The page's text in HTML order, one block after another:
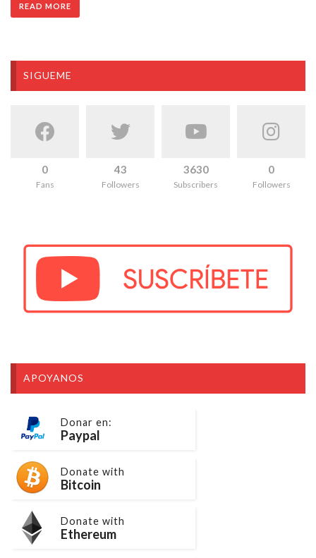
READ MORE
SIGUEME
0
Fans
43
Followers
3630
Subscribers
0
Followers
APOYANOS
Donar en:
Paypal
Donate with
Bitcoin
Donate with
Ethereum